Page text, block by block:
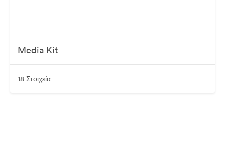
Media Kit
18 Στοιχεία